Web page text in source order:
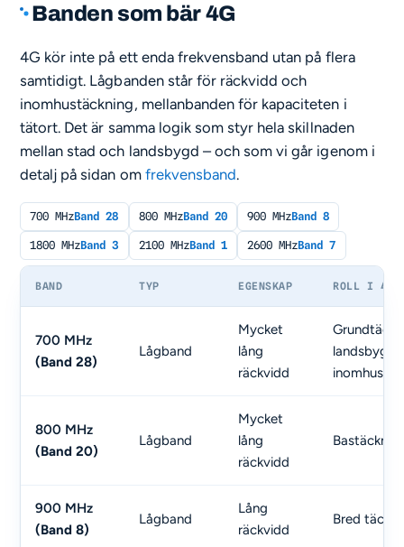
Banden som bär 4G
4G kör inte på ett enda frekvensband utan på flera
samtidigt. Lågbanden står för räckvidd och
inomhustäckning, mellanbanden för kapaciteten i
tätort. Det är samma logik som styr hela skillnaden
mellan stad och landsbygd – och som vi går igenom i
detalj på sidan om frekvensband.
700 MHzBand 28 800 MHzBand 20 900 MHzBand 8
1800 MHzBand 3 2100 MHzBand 1 2600 MHzBand 7
BAND TYP EGENSKAP ROLL I 4G
700 MHz
(Band 28)
Lågband
Mycket
lång
räckvidd
landsbygd
inomhus
800 MHz
(Band 20)
Lågband
Mycket
lång
räckvidd
900 MHz
(Band 8)
Lågband
Lång
räckvidd
Bred